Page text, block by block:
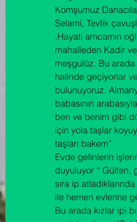
Komşumuz
Selami, Tevfik
,Hayati amcamın
mahalleden Kadir
meşgulüz. Bu
halinde geçiyorlar
bulunuyoruz.
babasının
ben ve benim gibi
için yola taşlar
taşları bakem”
Evde gelinlerin
duyuluyor “ Gülten,
sıra ip
ile hemen evlerine
Bu arada kızlar ipi